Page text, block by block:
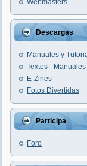
Webmasters
Descargas
Manuales y
Textos - Manuales
E-Zines
Fotos Divertidas
Participa
Foro